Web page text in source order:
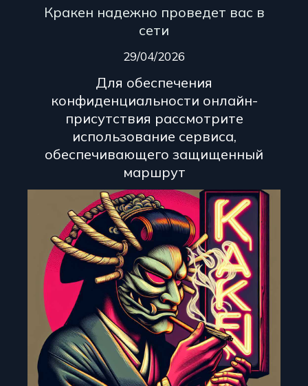
Кракен надежно проведет вас в
сети
29/04/2026
Для обеспечения
конфиденциальности онлайн-
присутствия рассмотрите
использование сервиса,
обеспечивающего защищенный
маршрут